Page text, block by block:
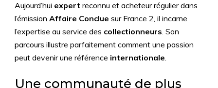
Aujourd’hui expert reconnu et acheteur régulier dans
l’émission Affaire Conclue sur France 2, il incarne
l’expertise au service des collectionneurs. Son
parcours illustre parfaitement comment une passion
peut devenir une référence internationale.
Une communauté de plus